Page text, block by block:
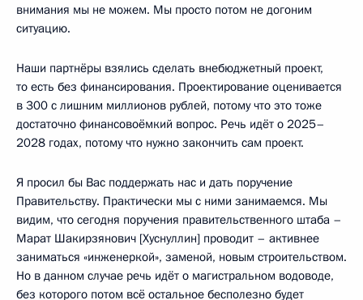
внимания мы не можем. Мы просто потом не догоним
ситуацию.
Наши партнёры взялись сделать внебюджетный проект,
то есть без финансирования. Проектирование оценивается
в 300 с лишним миллионов рублей, потому что это тоже
достаточно финансовоёмкий вопрос. Речь идёт о 2025–
2028 годах, потому что нужно закончить сам проект.
Я просил бы Вас поддержать нас и дать поручение
Правительству. Практически мы с ними занимаемся. Мы
видим, что сегодня поручения правительственного штаба –
Марат Шакирзянович [Хуснуллин] проводит – активнее
заниматься «инженеркой», заменой, новым строительством.
Но в данном случае речь идёт о магистральном водоводе,
без которого потом всё остальное бесполезно будет